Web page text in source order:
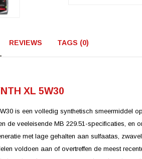
REVIEWS TAGS (0)
XL 5W30
is een volledig synthetisch smeermiddel
de veeleisende MB 229.51-specificaties,
met lage gehalten aan sulfaatas,
voldoen aan of overtreffen de meest